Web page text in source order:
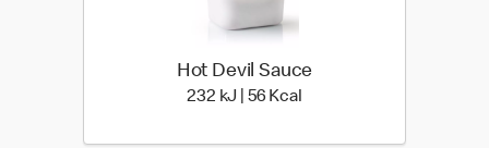
Hot Devil Sauce
232 kJ | 56 Kcal